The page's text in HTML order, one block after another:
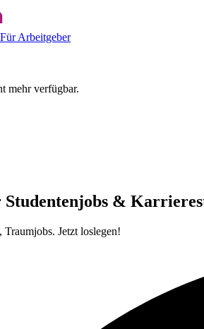
Für Arbeitgeber
mehr verfügbar.
Studentenjobs &
Jetzt loslegen!